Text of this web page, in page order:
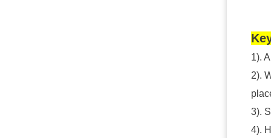
1).
2).
3).
4).